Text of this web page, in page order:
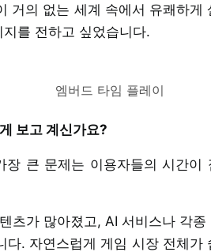
거의 없는 세계 속에서 유쾌하게
지를 전하고 싶었습니다.
엠버드 타임 플레이
보고 계신가요?
큰 문제는 이용자들의 시간이
츠가 많아졌고, AI 서비스나 각
다. 자연스럽게 게임 시장 전체가